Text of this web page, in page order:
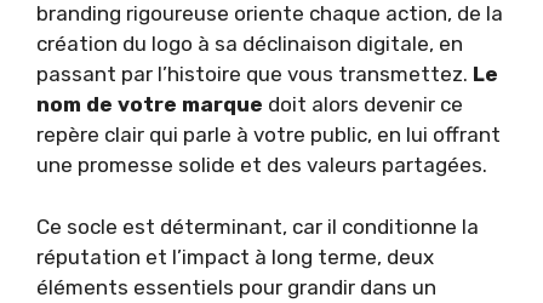
branding rigoureuse oriente chaque action, de la
création du logo à sa déclinaison digitale, en
passant par l’histoire que vous transmettez. Le
nom de votre marque doit alors devenir ce
repère clair qui parle à votre public, en lui offrant
une promesse solide et des valeurs partagées.
Ce socle est déterminant, car il conditionne la
réputation et l’impact à long terme, deux
éléments essentiels pour grandir dans un